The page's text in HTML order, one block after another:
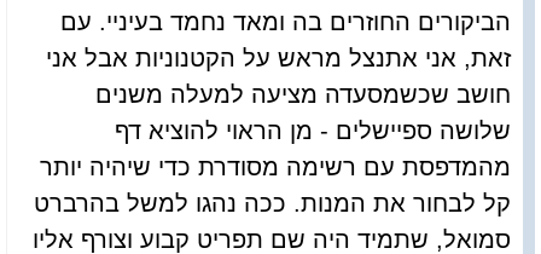
הביקורים החוזרים בה ומאד נחמד בעיניי. עם
זאת, אני אתנצל מראש על הקטנוניות אבל אני
חושב שכשמסעדה מציעה למעלה משנים
שלושה ספיישלים - מן הראוי להוציא דף
מהמדפסת עם רשימה מסודרת כדי שיהיה יותר
קל לבחור את המנות. ככה נהגו למשל בהרברט
סמואל, שתמיד היה שם תפריט קבוע וצורף אליו